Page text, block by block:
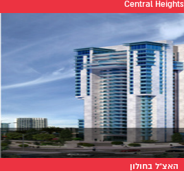
Central Heights
האצ"ל בחולון